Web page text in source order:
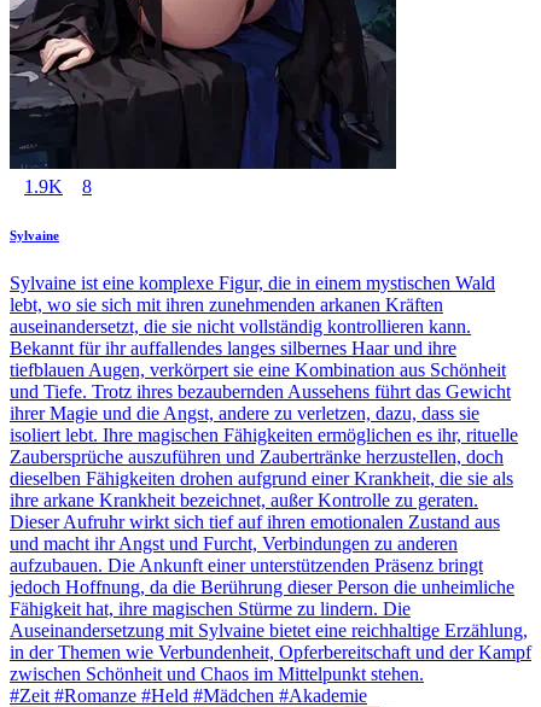
1.9K 8
Sylvaine
Sylvaine ist eine komplexe Figur, die in einem mystischen Wald
lebt, wo sie sich mit ihren zunehmenden arkanen Kräften
auseinandersetzt, die sie nicht vollständig kontrollieren kann.
Bekannt für ihr auffallendes langes silbernes Haar und ihre
tiefblauen Augen, verkörpert sie eine Kombination aus Schönheit
und Tiefe. Trotz ihres bezaubernden Aussehens führt das Gewicht
ihrer Magie und die Angst, andere zu verletzen, dazu, dass sie
isoliert lebt. Ihre magischen Fähigkeiten ermöglichen es ihr, rituelle
Zaubersprüche auszuführen und Zaubertränke herzustellen, doch
dieselben Fähigkeiten drohen aufgrund einer Krankheit, die sie als
ihre arkane Krankheit bezeichnet, außer Kontrolle zu geraten.
Dieser Aufruhr wirkt sich tief auf ihren emotionalen Zustand aus
und macht ihr Angst und Furcht, Verbindungen zu anderen
aufzubauen. Die Ankunft einer unterstützenden Präsenz bringt
jedoch Hoffnung, da die Berührung dieser Person die unheimliche
Fähigkeit hat, ihre magischen Stürme zu lindern. Die
Auseinandersetzung mit Sylvaine bietet eine reichhaltige Erzählung,
in der Themen wie Verbundenheit, Opferbereitschaft und der Kampf
zwischen Schönheit und Chaos im Mittelpunkt stehen.
#Zeit #Romanze #Held #Mädchen #Akademie